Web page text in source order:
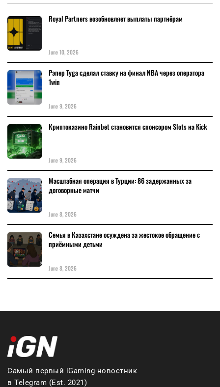
Royal Partners возобновляет выплаты партнёрам
June 10, 2026
Рэпер Tyga сделал ставку на финал NBA через оператора
1win
June 9, 2026
Криптоказино Rainbet становится спонсором Slots на Kick
June 9, 2026
Масштабная операция в Турции: 86 задержанных за
договорные матчи
June 8, 2026
Семья в Казахстане осуждена за жестокое обращение с
приёмными детьми
June 8, 2026
Самый первый iGaming-новостник
в Telegram (Est. 2021)